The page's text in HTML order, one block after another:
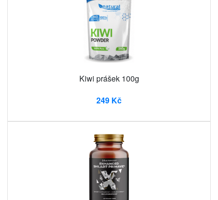
Kiwi prášek 100g
249 Kč